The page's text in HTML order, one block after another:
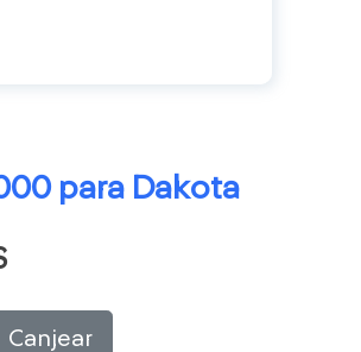
para Dakota
Canjear